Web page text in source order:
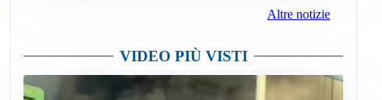
Altre notizie
VIDEO PIÙ VISTI